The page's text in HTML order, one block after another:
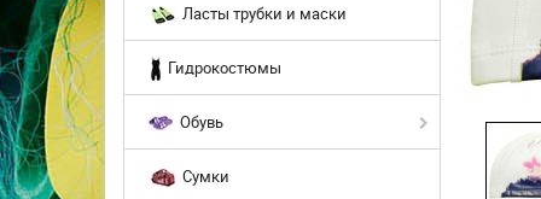
Ласты трубки и маски
Гидрокостюмы
Обувь
Сумки